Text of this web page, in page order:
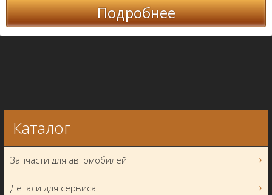
Подробнее
Каталог
Запчасти для автомобилей
Детали для сервиса